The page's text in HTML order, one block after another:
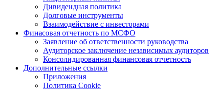
Дивидендная политика
Долговые инструменты
Взаимодействие с инвеcторами
Финасовая отчетность по МСФО
Заявление об ответственности руководства
Аудиторское заключение независимых аудиторов
Консолидированная финансовая отчетность
Дополнительные ссылки
Приложения
Политика Cookie